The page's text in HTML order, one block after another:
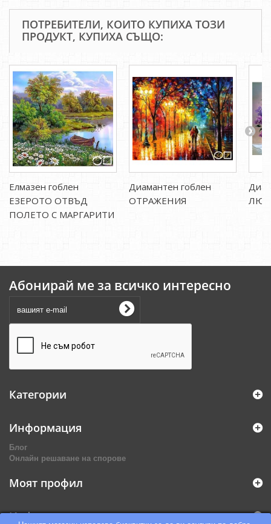
ПОТРЕБИТЕЛИ, КОИТО КУПИХА ТОЗИ
ПРОДУКТ, КУПИХА СЪЩО:
Елмазен гоблен
ЕЗЕРОТО ОТВЪД
ПОЛЕТО С МАРГАРИТИ
Диамантен гоблен
ОТРАЖЕНИЯ
Абонирай ме за всичко интересно
Категории
Информация
Блог
Онлайн решаване на спорове
Моят профил
Информация за магазина